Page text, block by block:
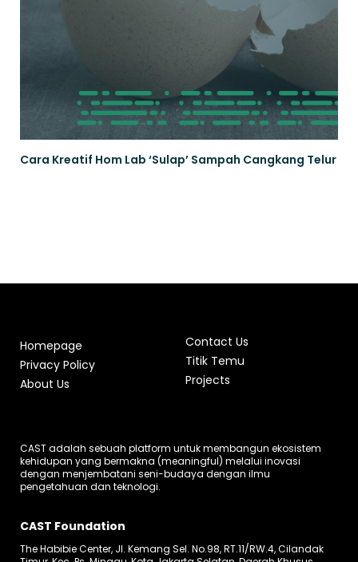
Cara Kreatif Hom Lab ‘Sulap’ Sampah Cangkang Telur
Homepage
Privacy Policy
About Us
Contact Us
Titik Temu
Projects
CAST adalah sebuah platform untuk membangun ekosistem
kehidupan yang bermakna (meaningful) melalui inovasi
dengan menjembatani seni-budaya dengan ilmu
pengetahuan dan teknologi.
CAST Foundation
The Habibie Center, Jl. Kemang Sel. No.98, RT.11/RW.4, Cilandak